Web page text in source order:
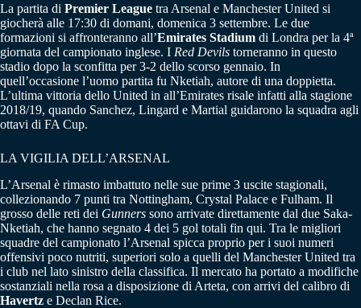
La partita di Premier League tra Arsenal e Manchester United si
giocherà alle 17:30 di domani, domenica 3 settembre. Le due
formazioni si affronteranno all’Emirates Stadium di Londra per la 4ª
giornata del campionato inglese. I Red Devils torneranno in questo
stadio dopo la sconfitta per 3-2 dello scorso gennaio. In
quell’occasione l’uomo partita fu Nketiah, autore di una doppietta.
L’ultima vittoria dello United in all’Emirates risale infatti alla stagione
2018/19, quando Sanchez, Lingard e Martial guidarono la squadra agli
ottavi di FA Cup.
LA VIGILIA DELL’ARSENAL
L’Arsenal è rimasto imbattuto nelle sue prime 3 uscite stagionali,
collezionando 7 punti tra Nottingham, Crystal Palace e Fulham. Il
grosso delle reti dei Gunners sono arrivate direttamente dal due Saka-
Nketiah, che hanno segnato 4 dei 5 gol totali fin qui. Tra le migliori
squadre del campionato l’Arsenal spicca proprio per i suoi numeri
offensivi poco nutriti, superiori solo a quelli del Manchester United tra
i club nel lato sinistro della classifica. Il mercato ha portato a modifiche
sostanziali nella rosa a disposizione di Arteta, con arrivi del calibro di
Havertz e Declan Rice.